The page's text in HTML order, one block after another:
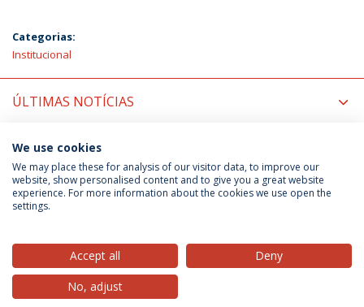
Categorias:
Institucional
ÚLTIMAS NOTÍCIAS
PRÓXIMOS EVENTOS
Política de Privacidade
Termos & Condições
© 2026 Universidade Católica Portuguesa
We use cookies
We may place these for analysis of our visitor data, to improve our
website, show personalised content and to give you a great website
experience. For more information about the cookies we use open the
settings.
Accept all
Deny
No, adjust